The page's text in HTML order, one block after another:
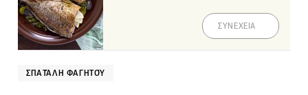
ΣΥΝΕΧΕΙΑ
ΣΠΑΤΆΛΗ ΦΑΓΗΤΟΎ